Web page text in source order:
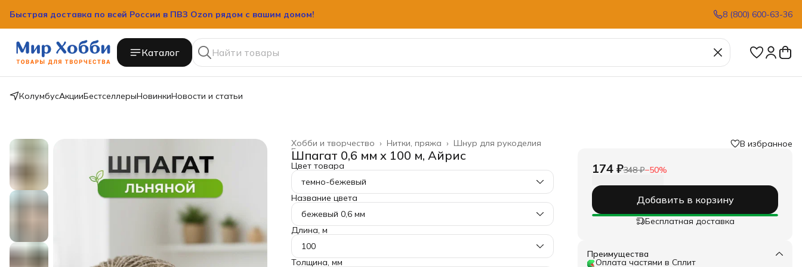
Быстрая доставка по всей России в ПВЗ Ozon рядом с вашим домом!
8 (800) 600-63-36
Каталог
КолумбусАкцииБестселлерыНовинкиНовости и статьи
Шнур для рукоделия
Нитки, пряжа ›
Хобби и творчество ›
Главная ›
Шпагат 0,6 мм x 100 м, Айрис
Цвет товара
темно-бежевый
Название цвета
бежевый 0,6 мм
Длина, м
100
Толщина, мм
В избранное
174 ₽348 ₽−50%
Добавить в корзину
Бесплатная доставка
Преимущества
Оплата частями в Сплит